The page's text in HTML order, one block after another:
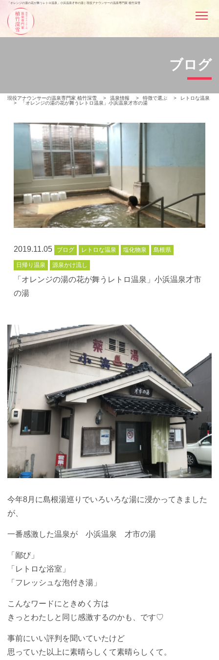
「オレンジの湯の花が舞うレトロ温泉」小浜温泉才市の湯 | 現役アナウンサーの温泉専門家 植竹深雪
ブログ
現役アナウンサーの温泉専門家 植竹深雪 > 温泉情報 > 特徴で選ぶ >
レトロな温泉
>
「オレンジの湯の花が舞うレトロ温泉」小浜温泉才市の湯
2019.11.05 ブログ レトロな温泉 塩化物泉 島根県
日帰り温泉 源泉かけ流し
「オレンジの湯の花が舞うレトロ温泉」小浜温泉才市
の湯
今年8月に島根湯巡りでいろいろな湯に浸かってきました
が、
一番感激した温泉が 小浜温泉 才市の湯
「鄙び」
「レトロな浴室」
「フレッシュな泡付き湯」
こんなワードにときめく方は
きっとわたしと同じ感激するのかも、です♡
事前にいい評判を聞いていたけど
思っていた以上に素晴らしくて素晴らしくて。